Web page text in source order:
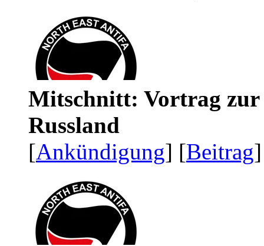
Mitschnitt: Vortrag zur
Russland
[Ankündigung] [Beitrag